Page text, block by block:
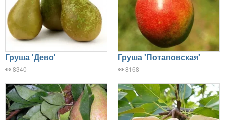
Груша 'Дево'
8340
Груша 'Потаповская'
8168